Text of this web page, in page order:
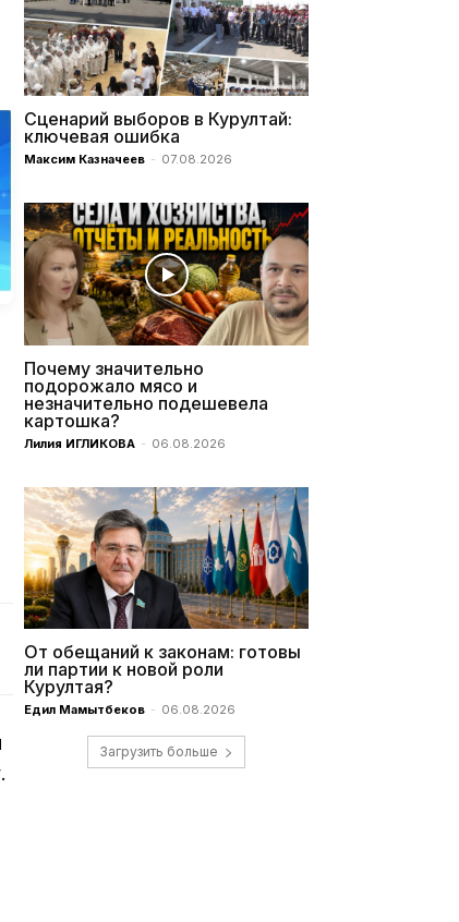
Сценарий выборов в Курултай:
ключевая ошибка
Максим Казначеев - 07.08.2026
Почему значительно
подорожало мясо и
незначительно подешевела
картошка?
Лилия ИГЛИКОВА - 06.08.2026
От обещаний к законам: готовы
ли партии к новой роли
Курултая?
Едил Мамытбеков - 06.08.2026
Загрузить больше